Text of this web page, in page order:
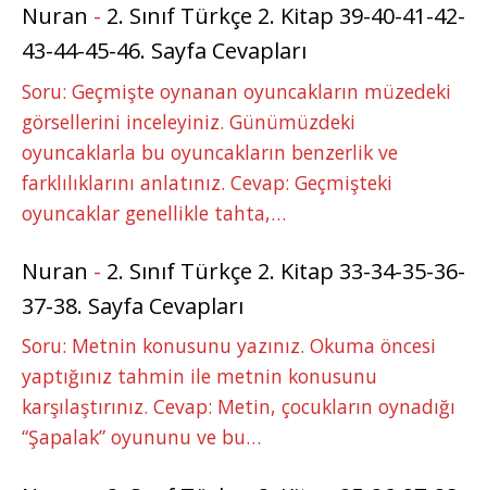
Nuran - 2. Sınıf Türkçe 2. Kitap 39-40-41-42-
43-44-45-46. Sayfa Cevapları
Soru: Geçmişte oynanan oyuncakların müzedeki
görsellerini inceleyiniz. Günümüzdeki
oyuncaklarla bu oyuncakların benzerlik ve
farklılıklarını anlatınız. Cevap: Geçmişteki
oyuncaklar genellikle tahta,…
Nuran - 2. Sınıf Türkçe 2. Kitap 33-34-35-36-
37-38. Sayfa Cevapları
Soru: Metnin konusunu yazınız. Okuma öncesi
yaptığınız tahmin ile metnin konusunu
karşılaştırınız. Cevap: Metin, çocukların oynadığı
“Şapalak” oyununu ve bu…